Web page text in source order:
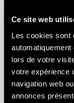
Ce site web
Les cookies sont
lors de votre
votre expérience
navigation web
annonces
sa